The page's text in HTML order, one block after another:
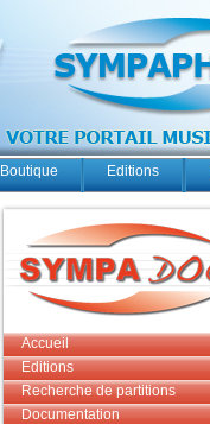
Boutique Editions
Accueil
Editions
Recherche de partitions
Documentation